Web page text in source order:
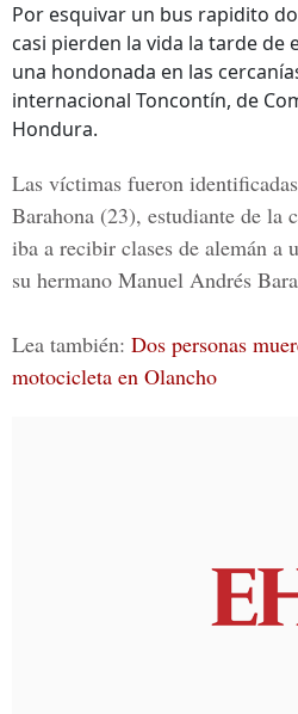
Por esquivar un bus rapidito
casi pierden la vida la tarde de
una hondonada en las
internacional Toncontín, de
Hondura.
Las víctimas fueron
Barahona (23), estudiante de la
iba a recibir clases de alemán a
su hermano Manuel Andrés
Lea también: Dos personas
motocicleta en Olancho